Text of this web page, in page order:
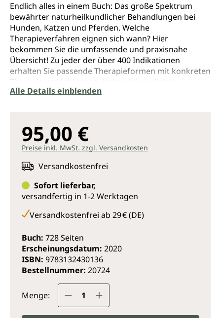
Endlich alles in einem Buch: Das große Spektrum
bewährter naturheilkundlicher Behandlungen bei
Hunden, Katzen und Pferden. Welche
Therapieverfahren eignen sich wann? Hier
bekommen Sie die umfassende und praxisnahe
Übersicht! Zu jeder der über 400 Indikationen
erhalten Sie passende Therapieformen mit konkreten
Therapieempfehlungen. Neben körperlichen
Indikationen werden auch seelische Indikationen und
Therapieverfahren zu einer Erkrankung ganz einfach
nach. Als erfahrener Tierheilpraktiker können Sie Ihr
eigenes Therapieangebot erweitern bzw. bei
finden.
Nützliche Extras:
- So lesen Sie die vom Besitzer mitgebrachten
Dokumente (z.B. Impfpass)
- Wie Sie Ihre Befunde dokumentieren
und hilfreichen Adressen
Alle Details einblenden
95,00 €
Preise inkl. MwSt. zzgl. Versandkosten
Versandkostenfrei
Sofort lieferbar,
versandfertig in 1-2 Werktagen
Versandkostenfrei ab 29 € (DE)
Buch: 728 Seiten
Erscheinungsdatum: 2020
ISBN: 9783132430136
Bestellnummer: 20724
Menge: Produkt Anzahl: Gib den